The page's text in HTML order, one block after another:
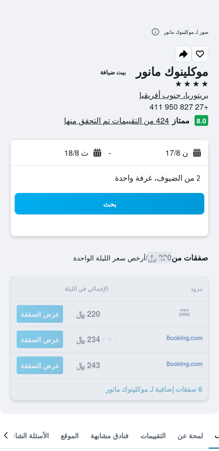
موكلينوك مانور بيت ضيافة
4 نجوم
بريتوريا، جنوب أفريقيا
+27 827 950 411
8.0 ممتاز 424 من التقييمات تم التحقق منها
ن 17/8 - ث 18/8
2 من الضيوف، غرفة واحدة
بحث
صفقات من220 ﷼ /أرخص سعر الليلة الواحدة
مزود الإجمالي في الليلة
220 ﷼ عرض الصفقة
234 ﷼ عرض الصفقة
243 ﷼ عرض الصفقة
6 صفقات إضافية لـ موكلينوك مانور
صور لـ موكلينوك مانور
لمحة عن التقييمات فنادق مشابهة الموقع الأسئلة الشائعة